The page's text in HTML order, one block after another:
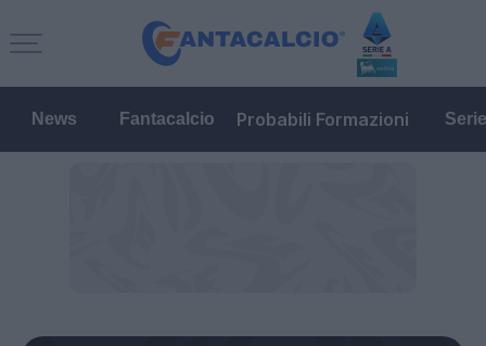
News Fantacalcio Probabili Formazioni